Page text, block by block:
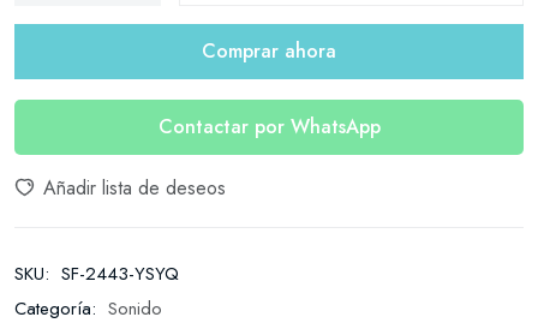
Comprar ahora
Contactar por WhatsApp
Añadir lista de deseos
SKU: SF-2443-YSYQ
Categoría: Sonido